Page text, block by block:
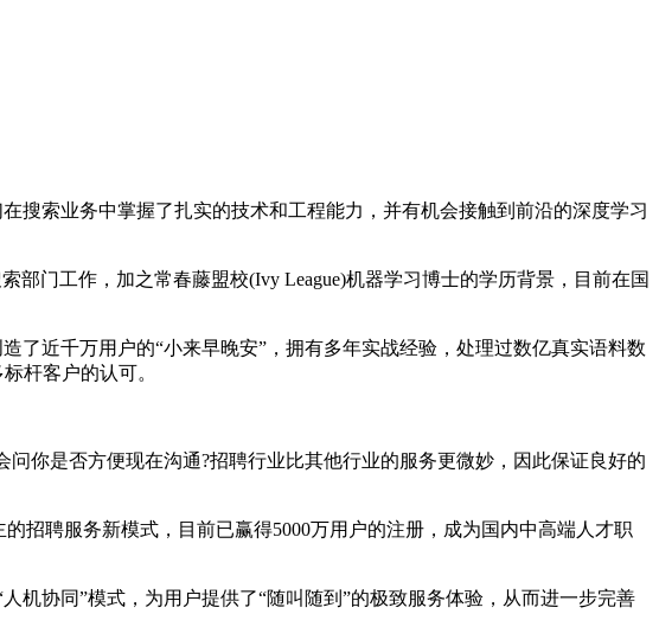
索业务中掌握了扎实的技术和工程能力，并有机会接触到前沿的深度学习
门工作，加之常春藤盟校(Ivy League)机器学习博士的学历背景，目前在国
近千万用户的“小来早晚安”，拥有多年实战经验，处理过数亿真实语料数
杆客户的认可。
你是否方便现在沟通?招聘行业比其他行业的服务更微妙，因此保证良好的
聘服务新模式，目前已赢得5000万用户的注册，成为国内中高端人才职
协同”模式，为用户提供了“随叫随到”的极致服务体验，从而进一步完善